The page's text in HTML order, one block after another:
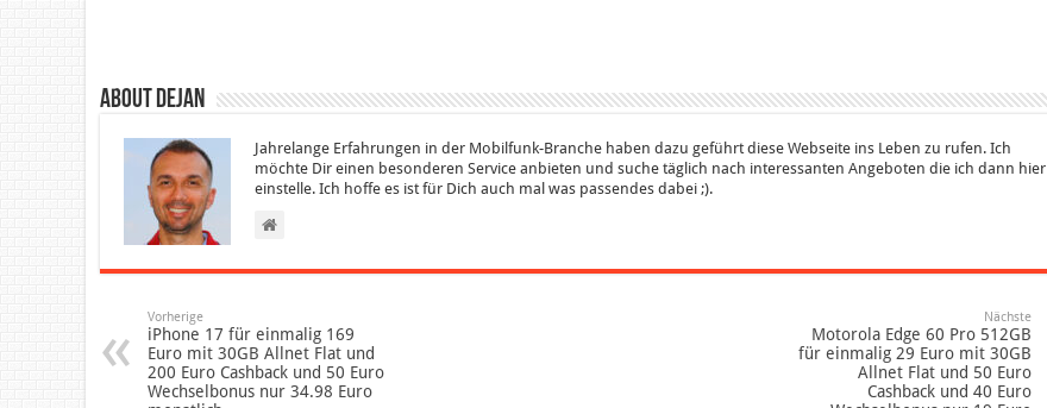
About Dejan
Jahrelange Erfahrungen in der Mobilfunk-Branche haben dazu geführt diese Webseite ins Leben zu rufen. Ich
möchte Dir einen besonderen Service anbieten und suche täglich nach interessanten Angeboten die ich dann hier
einstelle. Ich hoffe es ist für Dich auch mal was passendes dabei ;).
Vorherige
iPhone 17 für einmalig 169
Euro mit 30GB Allnet Flat und
200 Euro Cashback und 50 Euro
Wechselbonus nur 34.98 Euro
Nächste
Motorola Edge 60 Pro 512GB
für einmalig 29 Euro mit 30GB
Allnet Flat und 50 Euro
Cashback und 40 Euro